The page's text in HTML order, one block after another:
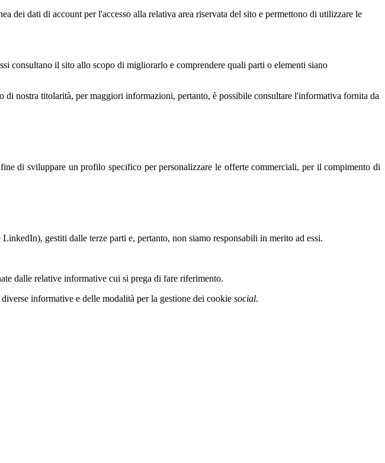
dei dati di account per l'accesso alla relativa area riservata del sito e permettono di utilizzare le
consultano il sito allo scopo di migliorarlo e comprendere quali parti o elementi siano
di nostra titolarità, per maggiori informazioni, pertanto, è possibile consultare l'informativa fornita da
di sviluppare un profilo specifico per personalizzare le offerte commerciali, per il compimento di
gestiti dalle terze parti e, pertanto, non siamo responsabili in merito ad essi.
dalle relative informative cui si prega di fare riferimento.
informative e delle modalità per la gestione dei cookie social.